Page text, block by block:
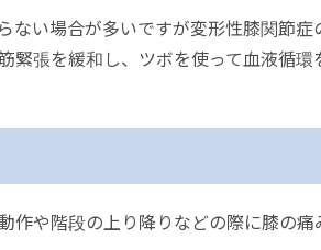
ない場合が多いですが変形性膝関節
緊張を緩和し、ツボを使って血液循
や階段の上り降りなどの際に膝の痛